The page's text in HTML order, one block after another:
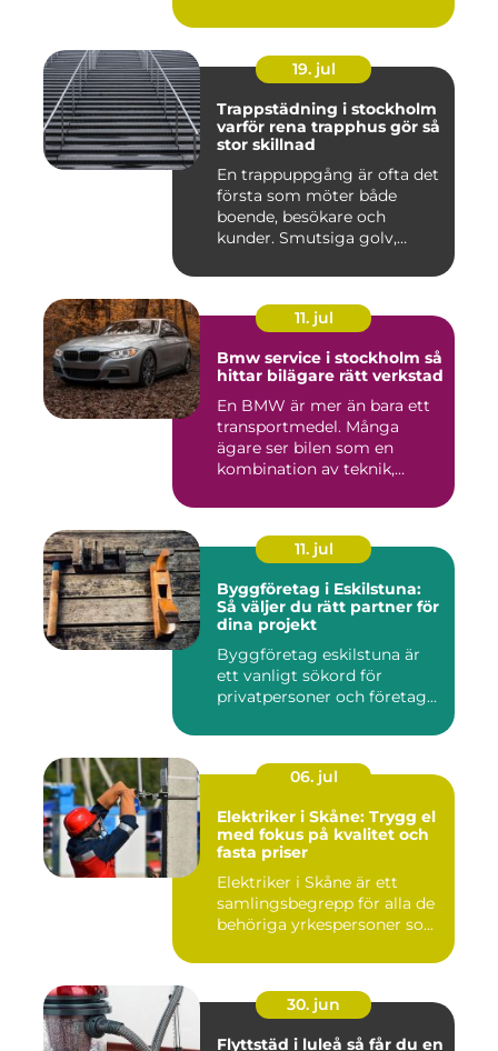
19. jul
Trappstädning i stockholm
varför rena trapphus gör så
stor skillnad
En trappuppgång är ofta det
första som möter både
boende, besökare och
kunder. Smutsiga golv,
11. jul
Bmw service i stockholm så
hittar bilägare rätt verkstad
En BMW är mer än bara ett
transportmedel. Många
ägare ser bilen som en
kombination av teknik,
11. jul
Byggföretag i Eskilstuna:
Så väljer du rätt partner för
dina projekt
Byggföretag eskilstuna är
ett vanligt sökord för
privatpersoner och företag...
06. jul
Elektriker i Skåne: Trygg el
med fokus på kvalitet och
fasta priser
Elektriker i Skåne är ett
samlingsbegrepp för alla de
behöriga yrkespersoner so...
30. jun
Flyttstäd i luleå så får du en